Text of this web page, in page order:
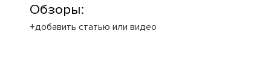
Обзоры:
+добавить статью или видео